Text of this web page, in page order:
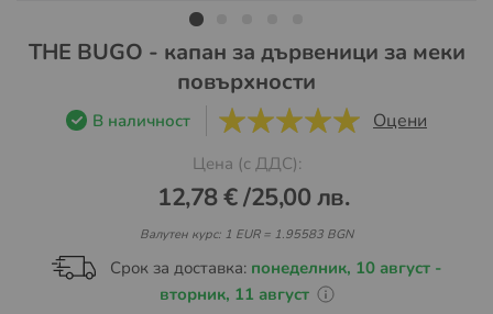
Преминете
THE BUGO - капан за дървеници за меки
повърхности
В наличност Оцени
Цена (с ДДС):
12,78 €/25,00 лв.
Валутен курс: 1 EUR = 1.95583 BGN
Срок за доставка: понеделник, 10 август -
вторник, 11 август